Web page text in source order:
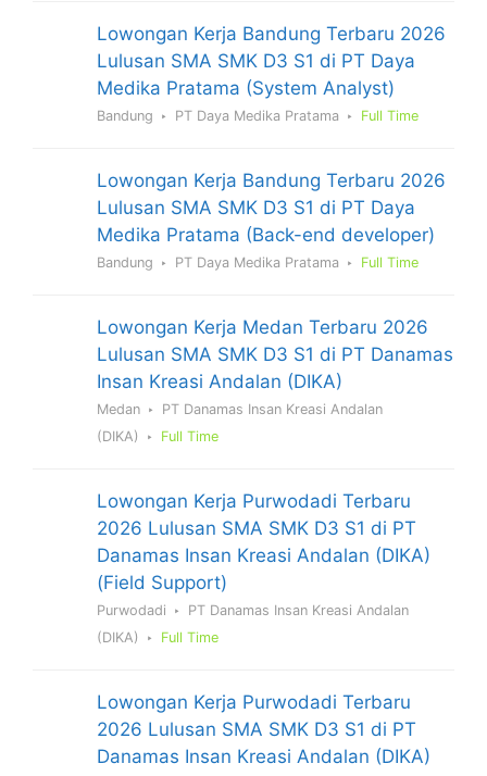
Lowongan Kerja Bandung Terbaru 2026
Lulusan SMA SMK D3 S1 di PT Daya
Medika Pratama (System Analyst)
Bandung PT Daya Medika Pratama Full Time
Lowongan Kerja Bandung Terbaru 2026
Lulusan SMA SMK D3 S1 di PT Daya
Medika Pratama (Back-end developer)
Bandung PT Daya Medika Pratama Full Time
Lowongan Kerja Medan Terbaru 2026
Lulusan SMA SMK D3 S1 di PT Danamas
Insan Kreasi Andalan (DIKA)
Medan
PT Danamas Insan Kreasi Andalan
(DIKA)
Full Time
Lowongan Kerja Purwodadi Terbaru
2026 Lulusan SMA SMK D3 S1 di PT
Danamas Insan Kreasi Andalan (DIKA)
(Field Support)
Purwodadi
PT Danamas Insan Kreasi Andalan
(DIKA)
Full Time
Lowongan Kerja Purwodadi Terbaru
2026 Lulusan SMA SMK D3 S1 di PT
Danamas Insan Kreasi Andalan (DIKA)